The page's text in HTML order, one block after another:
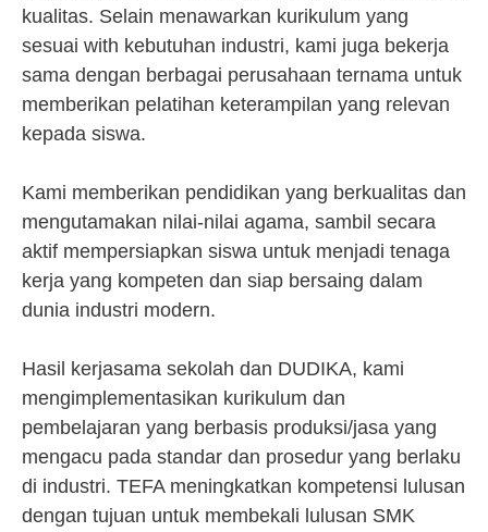
kualitas. Selain menawarkan kurikulum yang
sesuai with kebutuhan industri, kami juga bekerja
sama dengan berbagai perusahaan ternama untuk
memberikan pelatihan keterampilan yang relevan
kepada siswa.
Kami memberikan pendidikan yang berkualitas dan
mengutamakan nilai-nilai agama, sambil secara
aktif mempersiapkan siswa untuk menjadi tenaga
kerja yang kompeten dan siap bersaing dalam
dunia industri modern.
Hasil kerjasama sekolah dan DUDIKA, kami
mengimplementasikan kurikulum dan
pembelajaran yang berbasis produksi/jasa yang
mengacu pada standar dan prosedur yang berlaku
di industri. TEFA meningkatkan kompetensi lulusan
dengan tujuan untuk membekali lulusan SMK